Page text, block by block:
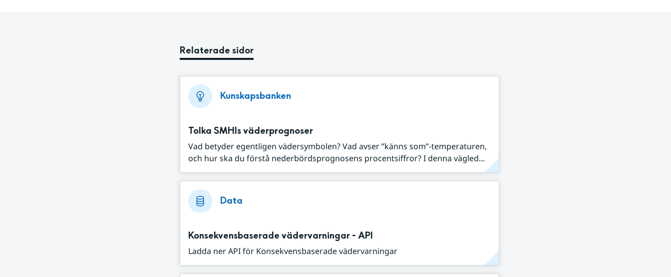
Relaterade sidor
Kunskapsbanken
Tolka SMHIs väderprognoser
Vad betyder egentligen vädersymbolen? Vad avser ”känns som”-temperaturen,
och hur ska du förstå nederbördsprognosens procentsiffror? I denna vägled...
Data
Konsekvensbaserade vädervarningar - API
Ladda ner API för Konsekvensbaserade vädervarningar